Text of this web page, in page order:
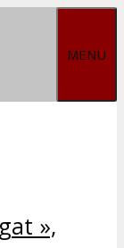
MENU
»,